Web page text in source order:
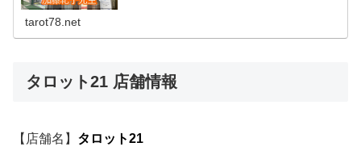
tarot78.net
タロット21 店舗情報
【店舗名】 タロット21